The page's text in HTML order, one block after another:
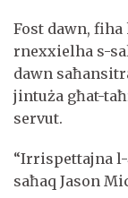
Fost dawn,
rnexxielha s-
dawn
jintuża għat-
servut.
“Irrispettajna l-
saħaq Jason